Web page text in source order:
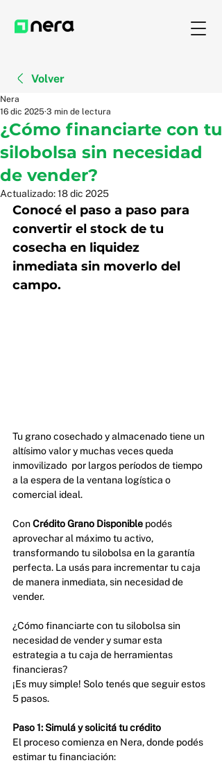
Volver
¿Cómo financiarte con tu
silobolsa sin necesidad
de vender?
Nera
16 dic 2025 3 min de lectura
Actualizado:18 dic 2025
Conocé el paso a paso para
convertir el stock de tu
cosecha en liquidez
inmediata sin moverlo del
campo.
Tu grano cosechado y almacenado tiene un
altísimo valor y muchas veces queda
inmovilizado  por largos períodos de tiempo
a la espera de la ventana logística o
comercial ideal.
Con Crédito Grano Disponible podés
aprovechar al máximo tu activo,
transformando tu silobolsa en la garantía
perfecta. La usás para incrementar tu caja
de manera inmediata, sin necesidad de
vender.
¿Cómo financiarte con tu silobolsa sin
necesidad de vender y sumar esta
estrategia a tu caja de herramientas
financieras?
¡Es muy simple! Solo tenés que seguir estos
5 pasos.
Paso 1: Simulá y solicitá tu crédito
El proceso comienza en Nera, donde podés
estimar tu financiación: